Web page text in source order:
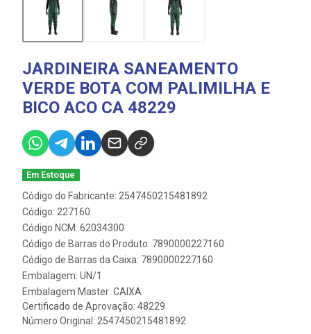
JARDINEIRA SANEAMENTO
VERDE BOTA COM PALIMILHA E
BICO ACO CA 48229
Em Estoque
Código do Fabricante: 2547450215481892
Código: 227160
Código NCM: 62034300
Código de Barras do Produto: 7890000227160
Código de Barras da Caixa: 7890000227160
Embalagem: UN/1
Embalagem Master: CAIXA
Certificado de Aprovação: 48229
Número Original: 2547450215481892